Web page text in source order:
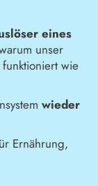
eines
unser
wie
wieder
Ernährung,